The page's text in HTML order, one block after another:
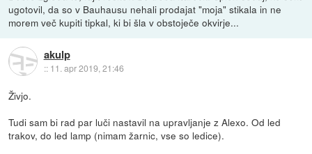
ugotovil, da so v Bauhausu nehali prodajat "moja" stikala in ne
morem več kupiti tipkal, ki bi šla v obstoječe okvirje...
akulp
:: 11. apr 2019, 21:46
Živjo.
Tudi sam bi rad par luči nastavil na upravljanje z Alexo. Od led
trakov, do led lamp (nimam žarnic, vse so ledice).